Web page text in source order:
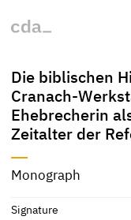
Die biblischen
Cranach-
Ehebrecherin
Zeitalter der
Monograph
Signature